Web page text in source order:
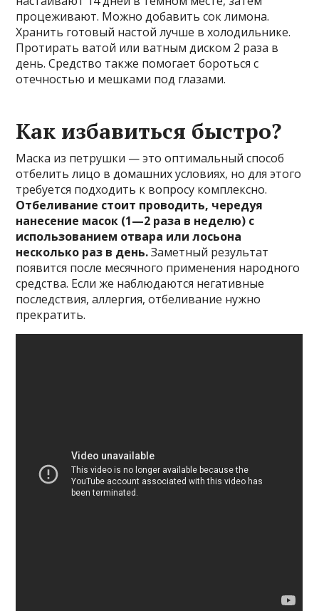
процеживают. Можно добавить сок лимона.
Хранить готовый настой лучше в холодильнике.
Протирать ватой или ватным диском 2 раза в
день. Средство также помогает бороться с
отечностью и мешками под глазами.
Как избавиться быстро?
Маска из петрушки — это оптимальный способ
отбелить лицо в домашних условиях, но для этого
требуется подходить к вопросу комплексно.
Отбеливание стоит проводить, чередуя
нанесение масок (1—2 раза в неделю) с
использованием отвара или лосьона
несколько раз в день.Заметный результат
появится после месячного применения народного
средства. Если же наблюдаются негативные
последствия, аллергия, отбеливание нужно
прекратить.